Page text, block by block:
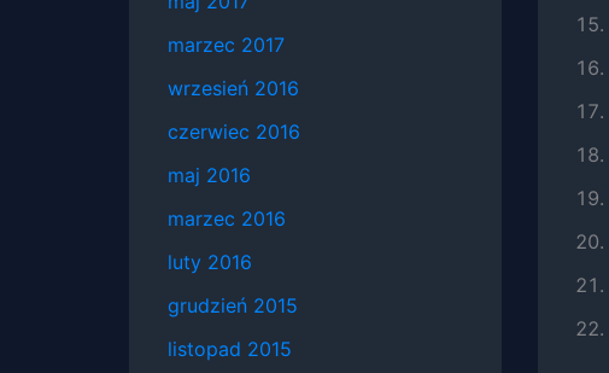
marzec 2017
wrzesień 2016
czerwiec 2016
maj 2016
marzec 2016
luty 2016
grudzień 2015
listopad 2015